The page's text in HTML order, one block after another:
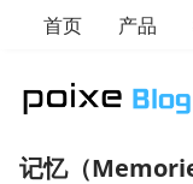
首页 产品
记忆（